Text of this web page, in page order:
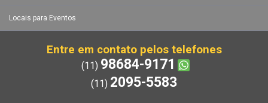
Locais para Eventos
Entre em contato pelos telefones
(11) 98684-9171
(11) 2095-5583